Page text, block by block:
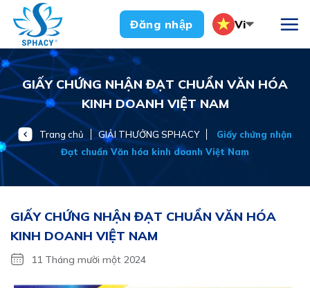
Chuyển
đến
dung
Đăng nhập Vi
GIẤY CHỨNG NHẬN ĐẠT CHUẨN VĂN HÓA
KINH DOANH VIỆT NAM
Trang chủ GIẢI THƯỞNG SPHACY
Giấy chứng nhận
Đạt chuẩn Văn hóa kinh doanh Việt Nam
GIẤY CHỨNG NHẬN ĐẠT CHUẨN VĂN HÓA
KINH DOANH VIỆT NAM
11 Tháng mười một 2024